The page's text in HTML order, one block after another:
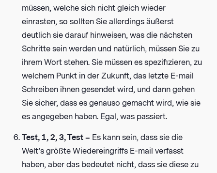
müssen, welche sich nicht gleich wieder
einrasten, so sollten Sie allerdings äußerst
deutlich sie darauf hinweisen, was die nächsten
Schritte sein werden und natürlich, müssen Sie zu
ihrem Wort stehen. Sie müssen es spezifizieren, zu
welchem Punkt in der Zukunft, das letzte E-mail
Schreiben ihnen gesendet wird, und dann gehen
Sie sicher, dass es genauso gemacht wird, wie sie
es angegeben haben. Egal, was passiert.
Test, 1, 2, 3, Test – Es kann sein, dass sie die
Welt’s größte Wiedereingriffs E-mail verfasst
haben, aber das bedeutet nicht, dass sie diese zu